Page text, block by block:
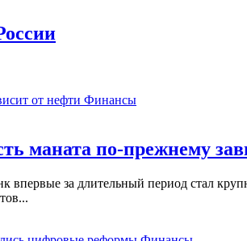
Финансы
маната по-прежнему
за длительный период стал